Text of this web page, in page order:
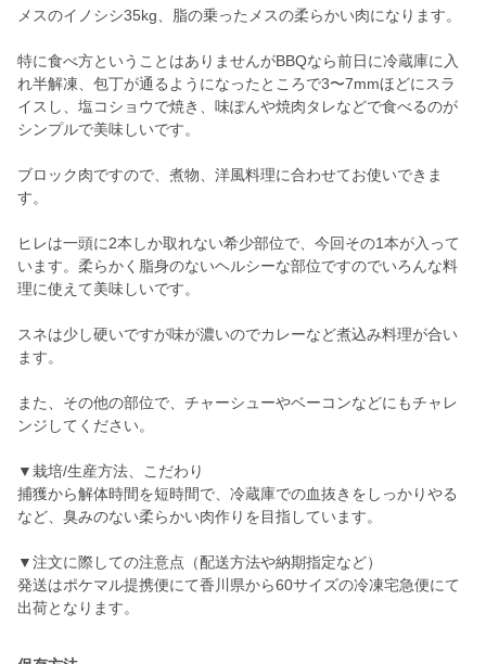
メスのイノシシ35kg、脂の乗ったメスの柔らかい肉になります。
特に食べ方ということはありませんがBBQなら前日に冷蔵庫に入
れ半解凍、包丁が通るようになったところで3〜7mmほどにスラ
イスし、塩コショウで焼き、味ぽんや焼肉タレなどで食べるのが
シンプルで美味しいです。
ブロック肉ですので、煮物、洋風料理に合わせてお使いできま
す。
ヒレは一頭に2本しか取れない希少部位で、今回その1本が入って
います。柔らかく脂身のないヘルシーな部位ですのでいろんな料
理に使えて美味しいです。
スネは少し硬いですが味が濃いのでカレーなど煮込み料理が合い
ます。
また、その他の部位で、チャーシューやベーコンなどにもチャレ
ンジしてください。
▼栽培/生産方法、こだわり
捕獲から解体時間を短時間で、冷蔵庫での血抜きをしっかりやる
など、臭みのない柔らかい肉作りを目指しています。
▼注文に際しての注意点（配送方法や納期指定など）
発送はポケマル提携便にて香川県から60サイズの冷凍宅急便にて
出荷となります。